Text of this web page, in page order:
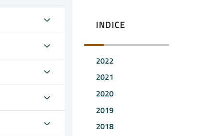
INDICE
2022
2021
2020
2019
2018